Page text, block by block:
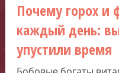
Почему горох и
каждый день:
упустили время